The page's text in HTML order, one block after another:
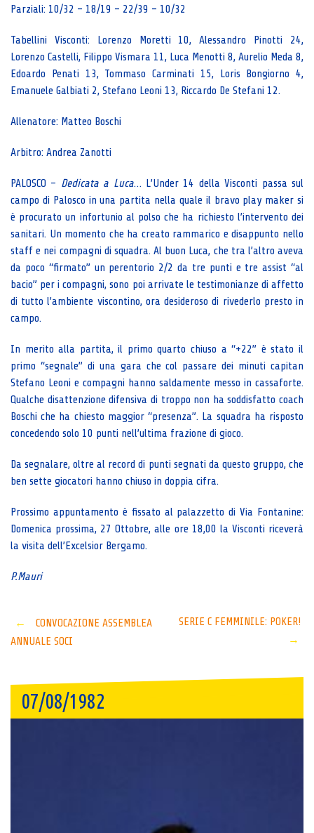
Parziali: 10/32 – 18/19 – 22/39 – 10/32
Tabellini Visconti: Lorenzo Moretti 10, Alessandro Pinotti 24,
Lorenzo Castelli, Filippo Vismara 11, Luca Menotti 8, Aurelio Meda 8,
Edoardo Penati 13, Tommaso Carminati 15, Loris Bongiorno 4,
Emanuele Galbiati 2, Stefano Leoni 13, Riccardo De Stefani 12.
Allenatore: Matteo Boschi
Arbitro: Andrea Zanotti
PALOSCO – Dedicata a Luca… L’Under 14 della Visconti passa sul
campo di Palosco in una partita nella quale il bravo play maker si
è procurato un infortunio al polso che ha richiesto l’intervento dei
sanitari. Un momento che ha creato rammarico e disappunto nello
staff e nei compagni di squadra. Al buon Luca, che tra l’altro aveva
da poco “firmato” un perentorio 2/2 da tre punti e tre assist “al
bacio” per i compagni, sono poi arrivate le testimonianze di affetto
di tutto l’ambiente viscontino, ora desideroso di rivederlo presto in
campo.
In merito alla partita, il primo quarto chiuso a “+22” è stato il
primo “segnale” di una gara che col passare dei minuti capitan
Stefano Leoni e compagni hanno saldamente messo in cassaforte.
Qualche disattenzione difensiva di troppo non ha soddisfatto coach
Boschi che ha chiesto maggior “presenza”. La squadra ha risposto
concedendo solo 10 punti nell’ultima frazione di gioco.
Da segnalare, oltre al record di punti segnati da questo gruppo, che
ben sette giocatori hanno chiuso in doppia cifra.
Prossimo appuntamento è fissato al palazzetto di Via Fontanine:
Domenica prossima, 27 Ottobre, alle ore 18,00 la Visconti riceverà
la visita dell’Excelsior Bergamo.
P.Mauri
Post
←
CONVOCAZIONE ASSEMBLEA
ANNUALE SOCI
SERIE C FEMMINILE: POKER!
→
07/08/1982